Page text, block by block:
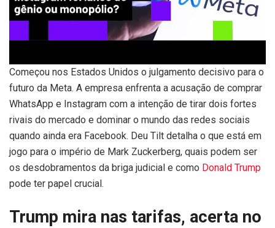
Começou nos Estados Unidos o julgamento decisivo para o
futuro da Meta. A empresa enfrenta a acusação de comprar
WhatsApp e Instagram com a intenção de tirar dois fortes
rivais do mercado e dominar o mundo das redes sociais
quando ainda era Facebook. Deu Tilt detalha o que está em
jogo para o império de Mark Zuckerberg, quais podem ser
os desdobramentos da briga judicial e como Donald Trump
pode ter papel crucial.
Trump mira nas tarifas, acerta no